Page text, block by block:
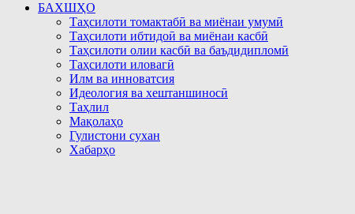
БАХШҲО
Таҳсилоти томактабӣ ва миёнаи умумӣ
Таҳсилоти ибтидоӣ ва миёнаи касбӣ
Таҳсилоти олии касбӣ ва баъдидипломӣ
Таҳсилоти иловагӣ
Илм ва инноватсия
Идеология ва хештаншиносӣ
Таҳлил
Мақолаҳо
Гулистони сухан
Хабарҳо